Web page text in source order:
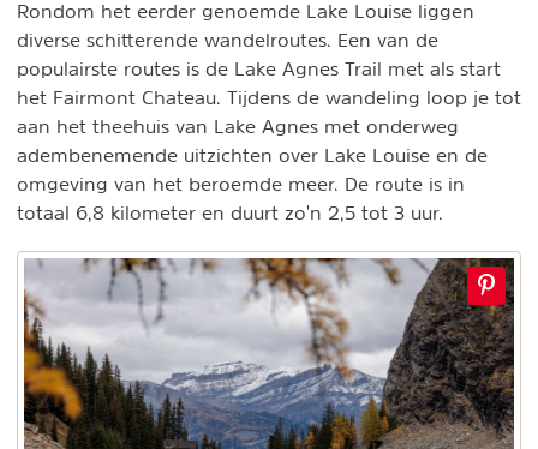
Rondom het eerder genoemde Lake Louise liggen
diverse schitterende wandelroutes. Een van de
populairste routes is de Lake Agnes Trail met als start
het Fairmont Chateau. Tijdens de wandeling loop je tot
aan het theehuis van Lake Agnes met onderweg
adembenemende uitzichten over Lake Louise en de
omgeving van het beroemde meer. De route is in
totaal 6,8 kilometer en duurt zo'n 2,5 tot 3 uur.